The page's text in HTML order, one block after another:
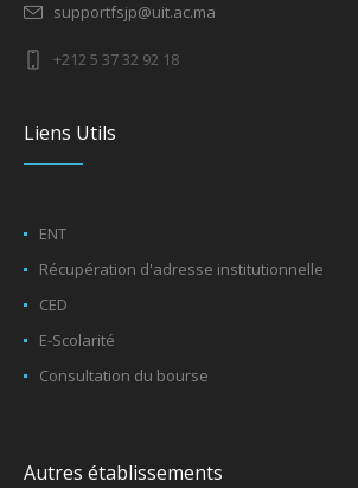
supportfsjp@uit.ac.ma
+212 5 37 32 92 18
Liens Utils
ENT
Récupération d'adresse institutionnelle
CED
E-Scolarité
Consultation du bourse
Autres établissements